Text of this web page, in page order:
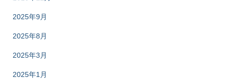
2025年9月
2025年8月
2025年3月
2025年1月